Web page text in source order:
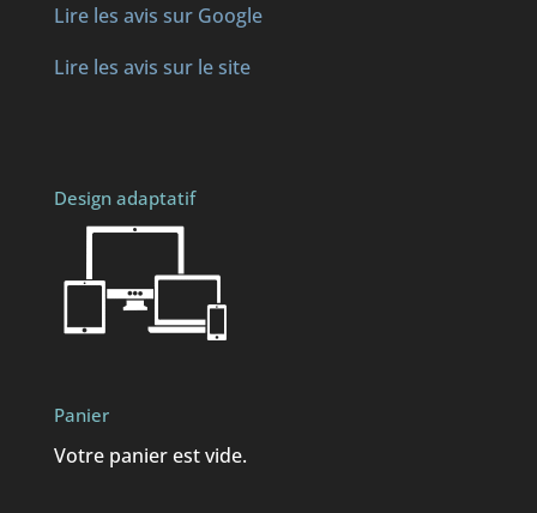
Lire les avis sur Google
Lire les avis sur le site
Design adaptatif
Panier
Votre panier est vide.